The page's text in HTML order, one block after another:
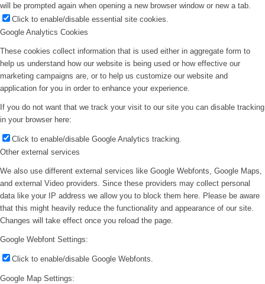
will be prompted again when opening a new browser window or new a tab.
Click to enable/disable essential site cookies.
Google Analytics Cookies
These cookies collect information that is used either in aggregate form to
help us understand how our website is being used or how effective our
marketing campaigns are, or to help us customize our website and
application for you in order to enhance your experience.
If you do not want that we track your visit to our site you can disable tracking
in your browser here:
Click to enable/disable Google Analytics tracking.
Other external services
We also use different external services like Google Webfonts, Google Maps,
and external Video providers. Since these providers may collect personal
data like your IP address we allow you to block them here. Please be aware
that this might heavily reduce the functionality and appearance of our site.
Changes will take effect once you reload the page.
Google Webfont Settings:
Click to enable/disable Google Webfonts.
Google Map Settings: